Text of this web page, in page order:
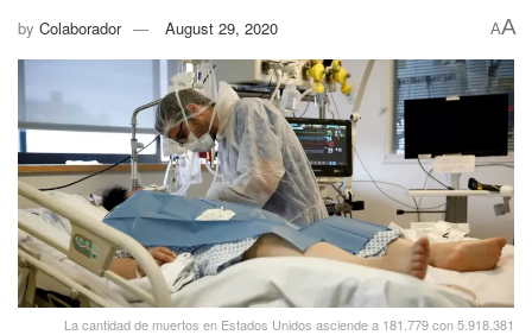
by Colaborador August 29, 2020 AA
La cantidad de muertos en Estados Unidos asciende a 181.779 con 5.918.381